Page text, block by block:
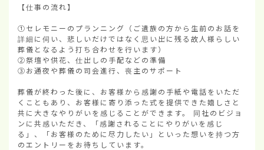
【仕事の流れ】
①セレモニーのプランニング（ご遺族の方から生前のお話を
詳細に伺い、悲しいだけではなく思い出に残る故人様らしい
葬儀となるよう打ち合わせを行います）
②祭壇や供花、仕出しの手配などの準備
③お通夜や葬儀の司会進行、喪主のサポート
葬儀が終わった後に、お客様から感謝の手紙や電話をいただ
くこともあり、お客様に寄り添った式を提供できた嬉しさと
共に大きなやりがいを感じることができます。 同社のビジョ
ンに共感いただき、「感謝されることにやりがいを感じ
る」、「お客様のために尽力したい」といった想いを持つ方
のエントリーをお待ちしています。